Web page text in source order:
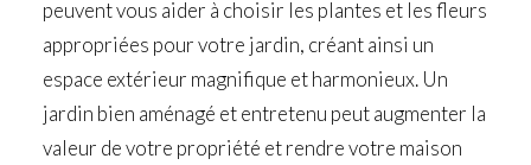
peuvent vous aider à choisir les plantes et les fleurs
appropriées pour votre jardin, créant ainsi un
espace extérieur magnifique et harmonieux. Un
jardin bien aménagé et entretenu peut augmenter la
valeur de votre propriété et rendre votre maison